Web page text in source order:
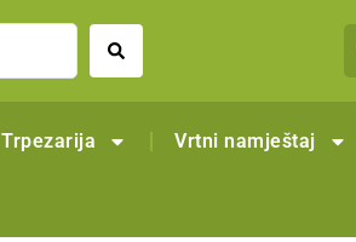
Trpezarija Vrtni namještaj